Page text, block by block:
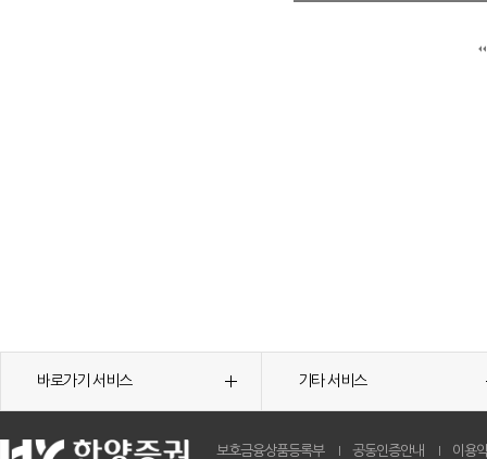
바로가기 서비스 기타 서비스
보호금융상품등록부 공동인증안내 이용